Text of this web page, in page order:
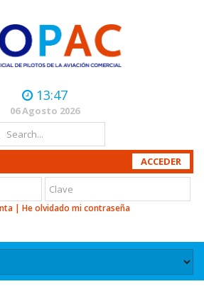
13:47
06 Agosto 2026
| He olvidado mi contraseña